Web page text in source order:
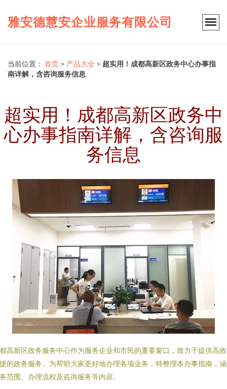
雅安德慧安企业服务有限公司
当前位置： 首页 > 产品大全 > 超实用！成都高新区政务中心办事指
南详解，含咨询服务信息
超实用！成都高新区政务中
心办事指南详解，含咨询服
务信息
高新区政务服务中心作为服务企业和市民的重要窗口，致力于提供高
的政务服务。为帮助大家更好地办理各项业务，特整理本办事指南，
范围、办理流程及咨询服务等内容。